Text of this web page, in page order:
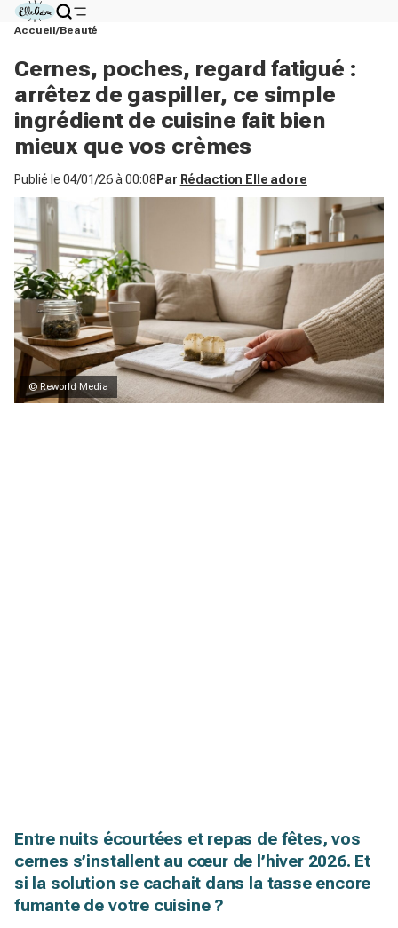
Accueil Beauté
Cernes, poches, regard fatigué :
arrêtez de gaspiller, ce simple
ingrédient de cuisine fait bien
mieux que vos crèmes
Publié le 04/01/26 à 00:08 Par Rédaction Elle adore
© Reworld Media
Entre nuits écourtées et repas de fêtes, vos
cernes s’installent au cœur de l’hiver 2026. Et
si la solution se cachait dans la tasse encore
fumante de votre cuisine ?